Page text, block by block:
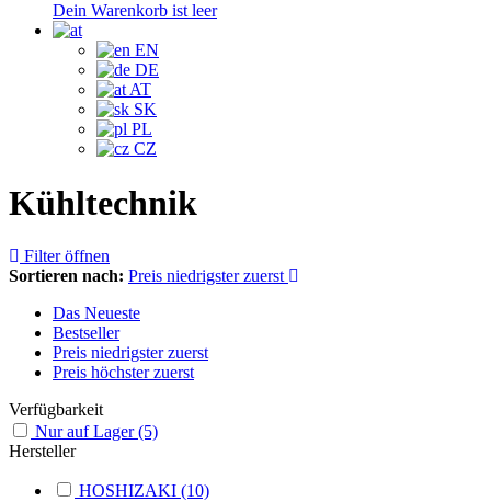
Dein Warenkorb ist leer
EN
DE
AT
SK
PL
CZ
Kühltechnik
Filter öffnen
Sortieren nach: Preis niedrigster zuerst
Das Neueste
Bestseller
Preis niedrigster zuerst
Preis höchster zuerst
Verfügbarkeit
Nur auf Lager(5)
Hersteller
HOSHIZAKI (10)